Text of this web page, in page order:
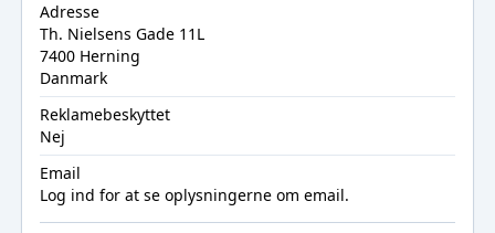
Adresse
Th. Nielsens Gade 11L
7400 Herning
Danmark
Reklamebeskyttet
Nej
Email
Log ind for at se oplysningerne om email.